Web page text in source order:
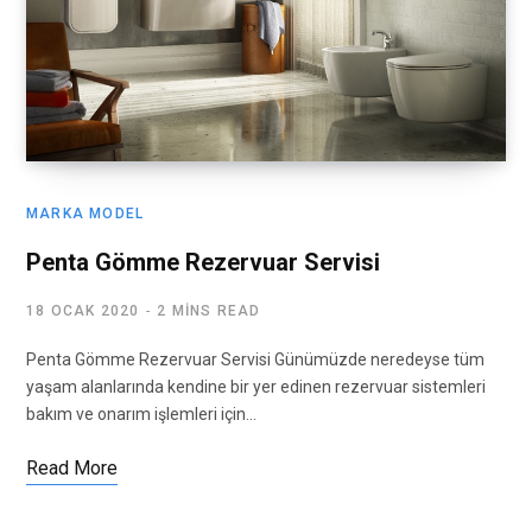
MARKA MODEL
Penta Gömme Rezervuar Servisi
18 OCAK 2020 2 MINS READ
Penta Gömme Rezervuar Servisi Günümüzde neredeyse tüm
yaşam alanlarında kendine bir yer edinen rezervuar sistemleri
bakım ve onarım işlemleri için…
Read More